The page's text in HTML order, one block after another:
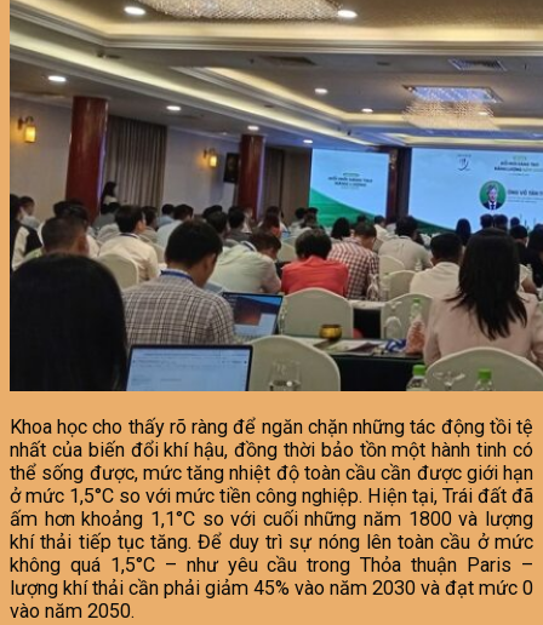
Khoa học cho thấy rõ ràng để ngăn chặn những tác động tồi tệ
nhất của biến đổi khí hậu, đồng thời bảo tồn một hành tinh có
thể sống được, mức tăng nhiệt độ toàn cầu cần được giới hạn
ở mức 1,5°C so với mức tiền công nghiệp. Hiện tại, Trái đất đã
ấm hơn khoảng 1,1°C so với cuối những năm 1800 và lượng
khí thải tiếp tục tăng. Để duy trì sự nóng lên toàn cầu ở mức
không quá 1,5°C – như yêu cầu trong Thỏa thuận Paris –
lượng khí thải cần phải giảm 45% vào năm 2030 và đạt mức 0
vào năm 2050.